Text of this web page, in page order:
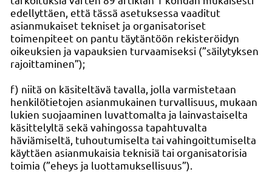
edellyttäen, että tässä asetuksessa vaaditut
asianmukaiset tekniset ja organisatoriset
toimenpiteet on pantu täytäntöön rekisteröidyn
oikeuksien ja vapauksien turvaamiseksi (”säilytyksen
rajoittaminen”);
f) niitä on käsiteltävä tavalla, jolla varmistetaan
henkilötietojen asianmukainen turvallisuus, mukaan
lukien suojaaminen luvattomalta ja lainvastaiselta
käsittelyltä sekä vahingossa tapahtuvalta
häviämiseltä, tuhoutumiselta tai vahingoittumiselta
käyttäen asianmukaisia teknisiä tai organisatorisia
toimia (”eheys ja luottamuksellisuus”).